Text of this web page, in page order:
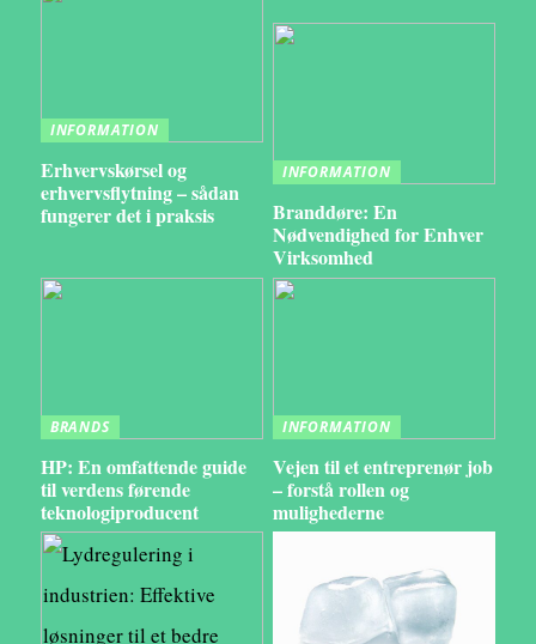
INFORMATION
Erhvervskørsel og
erhvervsflytning – sådan
fungerer det i praksis
INFORMATION
Branddøre: En
Nødvendighed for Enhver
Virksomhed
BRANDS
HP: En omfattende guide
til verdens førende
teknologiproducent
INFORMATION
Vejen til et entreprenør job
– forstå rollen og
mulighederne